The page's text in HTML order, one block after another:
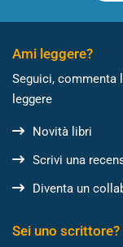
Ami leggere?
Seguici,
leggere
Novità libri
Scrivi una
Diventa un
Sei uno scrittore?